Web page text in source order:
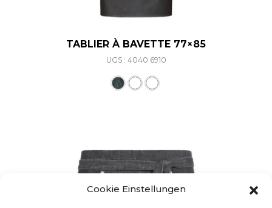
Cookie Einstellungen
TABLIER À BAVETTE 77×85
UGS : 4040.6910